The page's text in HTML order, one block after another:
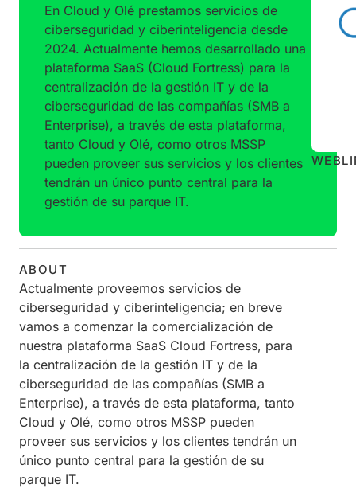
En Cloud y Olé prestamos servicios de
ciberseguridad y ciberinteligencia desde
2024. Actualmente hemos desarrollado una
plataforma SaaS (Cloud Fortress) para la
centralización de la gestión IT y de la
ciberseguridad de las compañías (SMB a
Enterprise), a través de esta plataforma,
tanto Cloud y Olé, como otros MSSP
pueden proveer sus servicios y los clientes
tendrán un único punto central para la
gestión de su parque IT.
WEB
ABOUT
Actualmente proveemos servicios de
ciberseguridad y ciberinteligencia; en breve
vamos a comenzar la comercialización de
nuestra plataforma SaaS Cloud Fortress, para
la centralización de la gestión IT y de la
ciberseguridad de las compañías (SMB a
Enterprise), a través de esta plataforma, tanto
Cloud y Olé, como otros MSSP pueden
proveer sus servicios y los clientes tendrán un
único punto central para la gestión de su
parque IT.